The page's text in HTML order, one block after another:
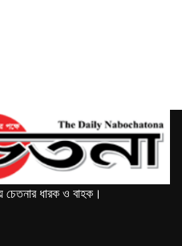
চেতনার ধারক ও বাহক।